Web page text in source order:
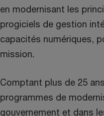
en modernisant les
progiciels de gestion
capacités numériques,
mission.
Comptant plus de 25
programmes de
gouvernement et dans